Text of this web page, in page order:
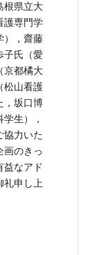
根県立大
護専門学
），齋藤
子氏（愛
京都橘大
松山看護
，坂口博
生），
協力いた
画のきっ
益なアド
礼申し上